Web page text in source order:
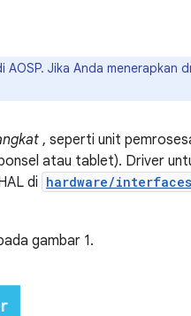
Jika Anda menerapkan
, seperti unit
atau tablet). Driver
di hardware/
gambar 1.